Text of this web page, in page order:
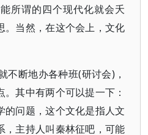
所谓的四个现代化就会夭
。当然，在这个会上，文化
不断地办各种班(研讨会)，
其中有两个可以提一下：
的问题，这个文化是指人文
，主持人叫秦林征吧，可能